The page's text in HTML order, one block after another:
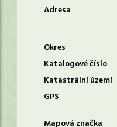
Adresa
Okres
Katalogové číslo
Katastrální území
GPS
Mapová značka